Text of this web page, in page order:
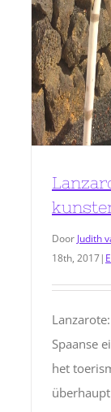
Door Judith
18th, 2017|
Spaanse
het